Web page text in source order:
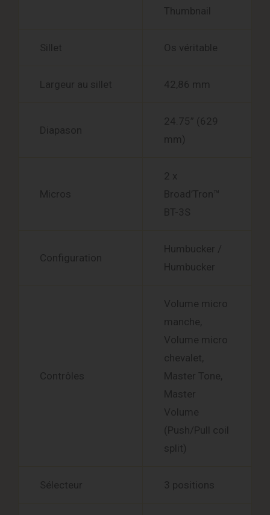
Thumbnail
Sillet Os véritable
Largeur au sillet 42,86 mm
Diapason
24.75” (629
mm)
Micros
2 x
Broad’Tron™
BT-3S
Configuration
Humbucker /
Humbucker
Contrôles
Volume micro
manche,
Volume micro
chevalet,
Master Tone,
Master
Volume
(Push/Pull coil
split)
Sélecteur 3 positions